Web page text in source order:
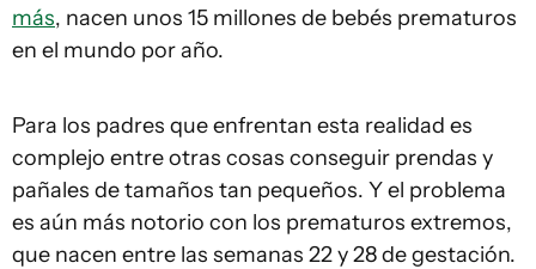
más, nacen unos 15 millones de bebés prematuros
en el mundo por año.
Para los padres que enfrentan esta realidad es
complejo entre otras cosas conseguir prendas y
pañales de tamaños tan pequeños. Y el problema
es aún más notorio con los prematuros extremos,
que nacen entre las semanas 22 y 28 de gestación.